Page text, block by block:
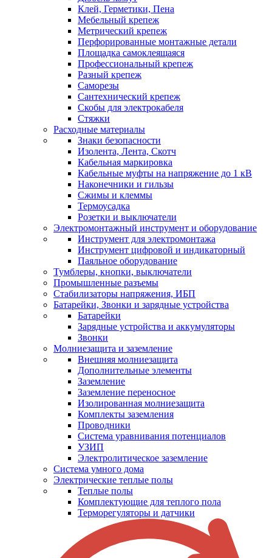
Клей, Герметики, Пена
Мебельный крепеж
Метрический крепеж
Перфорированные монтажные детали
Площадка самоклеящаяся
Профессиональный крепеж
Разный крепеж
Саморезы
Сантехнический крепеж
Скобы для электрокабеля
Стяжки
Расходные материалы
Знаки безопасности
Изолента, Лента, Скотч
Кабельная маркировка
Кабельные муфты на напряжение до 1 кВ
Наконечники и гильзы
Сжимы и клеммы
Термоусадка
Розетки и выключатели
Электромонтажный инструмент и оборудование
Инструмент для электромонтажа
Инструмент цифровой и индикаторный
Паяльное оборудование
Тумблеры, кнопки, выключатели
Промышленные разъемы
Стабилизаторы напряжения, ИБП
Батарейки, Звонки и зарядные устройства
Батарейки
Зарядные устройства и аккумуляторы
Звонки
Молниезащита и заземление
Внешняя молниезащита
Дополнительные элементы
Заземление
Заземление переносное
Изолированная молниезащита
Комплекты заземления
Проводники
Система уравнивания потенциалов
УЗИП
Электролитическое заземление
Система умного дома
Электрические теплые полы
Теплые полы
Комплектующие для теплого пола
Терморегуляторы и датчики